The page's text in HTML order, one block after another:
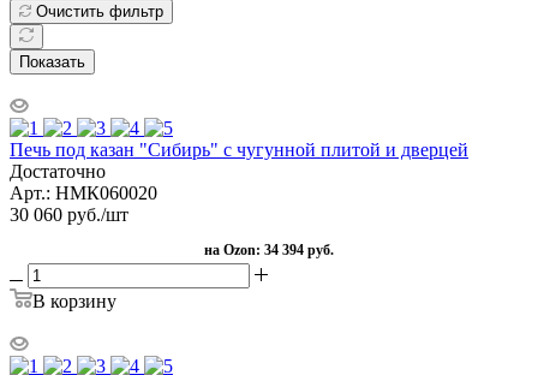
Очистить фильтр
Показать
Печь под казан "Сибирь" с чугунной плитой и дверцей
Достаточно
Арт.: НМК060020
30 060 руб./шт
на Ozon: 34 394 руб.
В корзину